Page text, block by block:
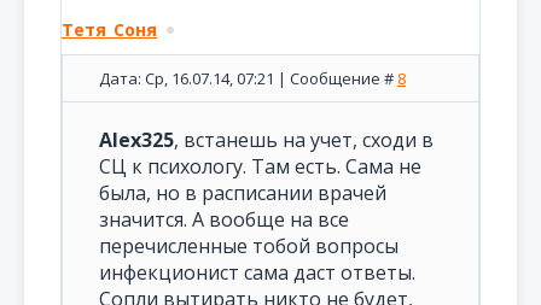
Тетя_Соня
Дата: Ср, 16.07.14, 07:21 | Сообщение # 8
Alex325, встанешь на учет, сходи в
СЦ к психологу. Там есть. Сама не
была, но в расписании врачей
значится. А вообще на все
перечисленные тобой вопросы
инфекционист сама даст ответы.
Сопли вытирать никто не будет,